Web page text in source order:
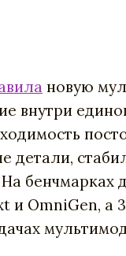
новую
внутри
детали,
и OmniGen,